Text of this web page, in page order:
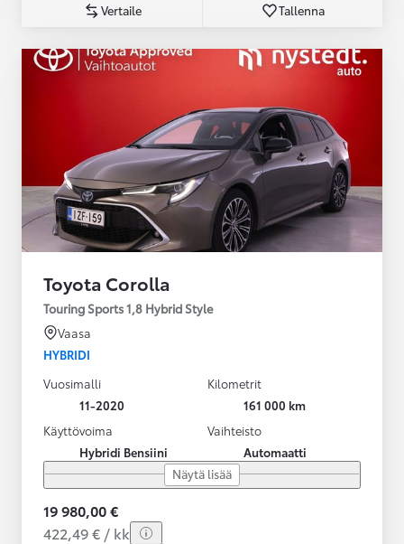
Vertaile Tallenna
Toyota Corolla
Touring Sports 1,8 Hybrid Style
Vaasa
HYBRIDI
Vuosimalli
11-2020
Kilometrit
161 000 km
Käyttövoima
Hybridi Bensiini
Vaihteisto
Automaatti
Näytä lisää
19 980,00 €
422,49 € / kk